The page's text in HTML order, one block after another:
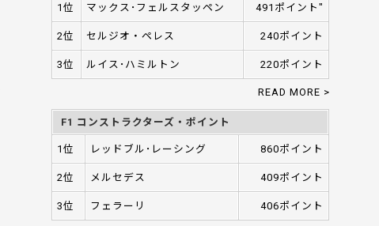
1位 マックス･フェルスタッペン 491ポイント"
2位 セルジオ・ペレス 240ポイント
3位 ルイス･ハミルトン 220ポイント
READ MORE >
F1 コンストラクターズ・ポイント
1位 レッドブル･レーシング 860ポイント
2位 メルセデス 409ポイント
3位 フェラーリ 406ポイント